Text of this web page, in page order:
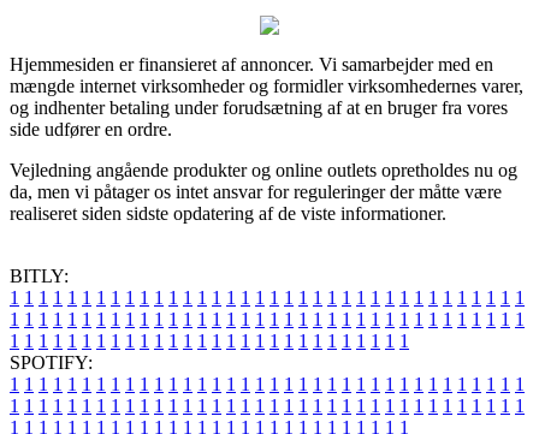
Hjemmesiden er finansieret af annoncer. Vi samarbejder med en
mængde internet virksomheder og formidler virksomhedernes varer,
og indhenter betaling under forudsætning af at en bruger fra vores
side udfører en ordre.
Vejledning angående produkter og online outlets opretholdes nu og
da, men vi påtager os intet ansvar for reguleringer der måtte være
realiseret siden sidste opdatering af de viste informationer.
BITLY:
1 1 1 1 1 1 1 1 1 1 1 1 1 1 1 1 1 1 1 1 1 1 1 1 1 1 1 1 1 1 1 1 1 1 1 1
1 1 1 1 1 1 1 1 1 1 1 1 1 1 1 1 1 1 1 1 1 1 1 1 1 1 1 1 1 1 1 1 1 1 1 1
1 1 1 1 1 1 1 1 1 1 1 1 1 1 1 1 1 1 1 1 1 1 1 1 1 1 1 1
SPOTIFY:
1 1 1 1 1 1 1 1 1 1 1 1 1 1 1 1 1 1 1 1 1 1 1 1 1 1 1 1 1 1 1 1 1 1 1 1
1 1 1 1 1 1 1 1 1 1 1 1 1 1 1 1 1 1 1 1 1 1 1 1 1 1 1 1 1 1 1 1 1 1 1 1
1 1 1 1 1 1 1 1 1 1 1 1 1 1 1 1 1 1 1 1 1 1 1 1 1 1 1 1